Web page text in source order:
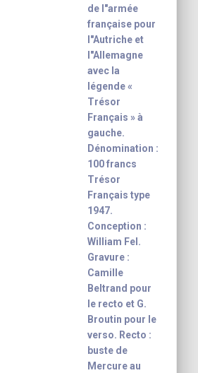
de l"armée
française pour
l"Autriche et
l"Allemagne
avec la
légende «
Trésor
Français » à
gauche.
Dénomination :
100 francs
Trésor
Français type
1947.
Conception :
William Fel.
Gravure :
Camille
Beltrand pour
le recto et G.
Broutin pour le
verso. Recto :
buste de
Mercure au